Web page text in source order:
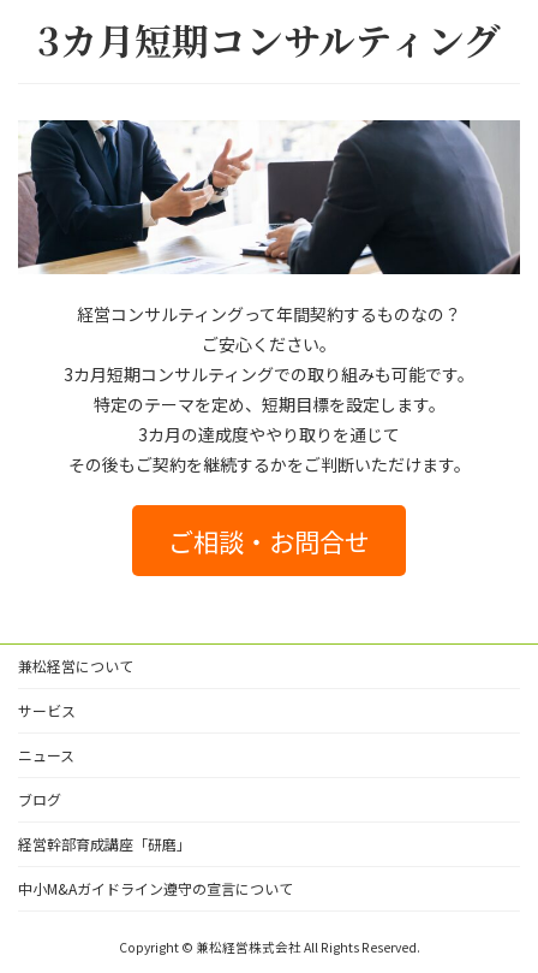
3カ月短期コンサルティング
経営コンサルティングって年間契約するものなの？
ご安心ください。
3カ月短期コンサルティングでの取り組みも可能です。
特定のテーマを定め、短期目標を設定します。
3カ月の達成度ややり取りを通じて
その後もご契約を継続するかをご判断いただけます。
ご相談・お問合せ
兼松経営について
サービス
ニュース
ブログ
経営幹部育成講座「研磨」
中小M&Aガイドライン遵守の宣言について
Copyright © 兼松経営株式会社 All Rights Reserved.